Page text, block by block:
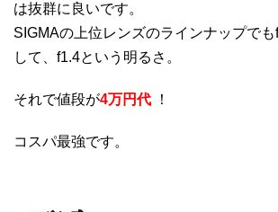
は抜群に良いです。
SIGMAの上位レンズのラインナップで
して、f1.4という明るさ。
それで値段が4万円代 ！
コスパ最強です。